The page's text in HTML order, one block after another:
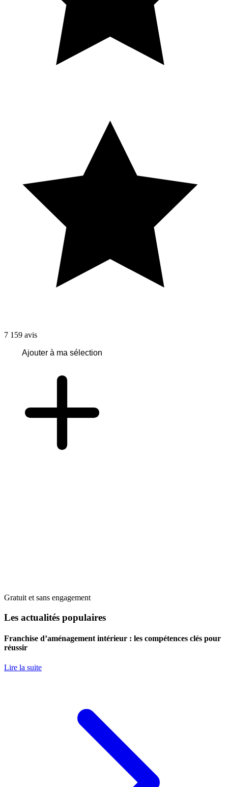
7 159 avis
Ajouter à ma sélection
Gratuit et sans engagement
Les actualités populaires
Franchise d’aménagement intérieur : les compétences clés pour
réussir
Lire la suite